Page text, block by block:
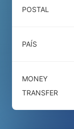
POSTAL
PAÍS
MONEY
TRANSFER